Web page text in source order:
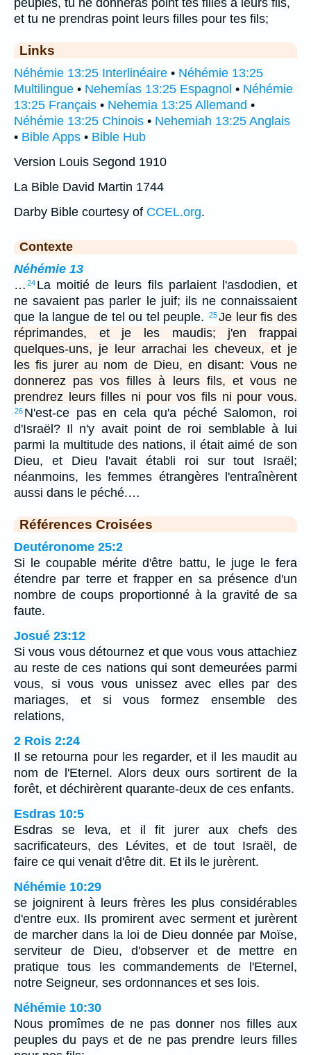
peuples, tu ne donneras point tes filles à leurs fils,
et tu ne prendras point leurs filles pour tes fils;
Links
Néhémie 13:25 Interlinéaire • Néhémie 13:25
Multilingue • Nehemías 13:25 Espagnol • Néhémie
13:25 Français • Nehemia 13:25 Allemand •
Néhémie 13:25 Chinois • Nehemiah 13:25 Anglais
• Bible Apps • Bible Hub
Version Louis Segond 1910
La Bible David Martin 1744
Darby Bible courtesy of CCEL.org.
Contexte
Néhémie 13
… 24 La moitié de leurs fils parlaient l'asdodien, et
ne savaient pas parler le juif; ils ne connaissaient
que la langue de tel ou tel peuple.
25Je leur fis des
réprimandes, et je les maudis; j'en frappai
quelques-uns, je leur arrachai les cheveux, et je
les fis jurer au nom de Dieu, en disant: Vous ne
donnerez pas vos filles à leurs fils, et vous ne
prendrez leurs filles ni pour vos fils ni pour vous.
26 N'est-ce pas en cela qu'a péché Salomon, roi
d'Israël? Il n'y avait point de roi semblable à lui
parmi la multitude des nations, il était aimé de son
Dieu, et Dieu l'avait établi roi sur tout Israël;
néanmoins, les femmes étrangères l'entraînèrent
aussi dans le péché.…
Références Croisées
Deutéronome 25:2
Si le coupable mérite d'être battu, le juge le fera
étendre par terre et frapper en sa présence d'un
nombre de coups proportionné à la gravité de sa
faute.
Josué 23:12
Si vous vous détournez et que vous vous attachiez
au reste de ces nations qui sont demeurées parmi
vous, si vous vous unissez avec elles par des
mariages, et si vous formez ensemble des
relations,
2 Rois 2:24
Il se retourna pour les regarder, et il les maudit au
nom de l'Eternel. Alors deux ours sortirent de la
forêt, et déchirèrent quarante-deux de ces enfants.
Esdras 10:5
Esdras se leva, et il fit jurer aux chefs des
sacrificateurs, des Lévites, et de tout Israël, de
faire ce qui venait d'être dit. Et ils le jurèrent.
Néhémie 10:29
se joignirent à leurs frères les plus considérables
d'entre eux. Ils promirent avec serment et jurèrent
de marcher dans la loi de Dieu donnée par Moïse,
serviteur de Dieu, d'observer et de mettre en
pratique tous les commandements de l'Eternel,
notre Seigneur, ses ordonnances et ses lois.
Néhémie 10:30
Nous promîmes de ne pas donner nos filles aux
peuples du pays et de ne pas prendre leurs filles